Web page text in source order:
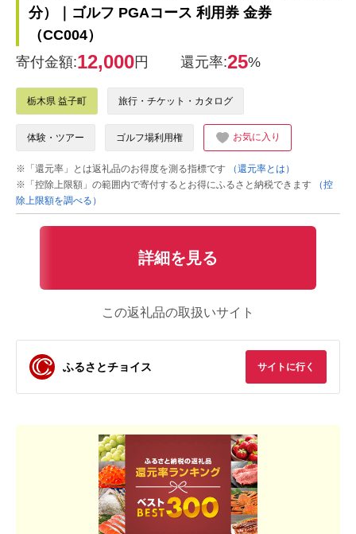
分）｜ゴルフ PGAコース 利用券 金券
（CC004）
寄付金額:12,000円 還元率:25%
栃木県 益子町 旅行・チケット・カタログ
体験・ツアー ゴルフ場利用権 お気に入り
※「還元率」とは返礼品のお得度を測る指標です
（還元率とは）
※「控除上限額」の範囲内で寄付するとお得にふるさと納税できます
（控
除上限額を調べる）
詳細を見る
この返礼品の取扱いサイト
ふるさとチョイス サイトに行く